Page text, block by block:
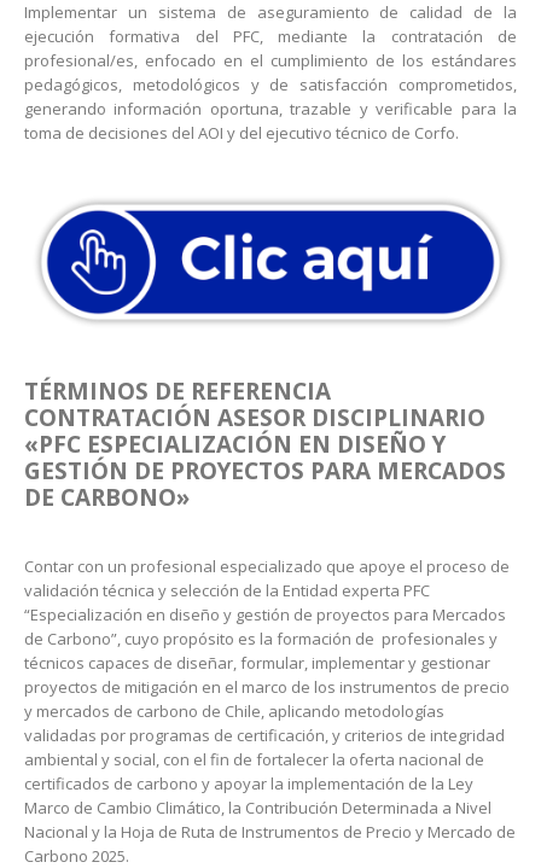
Implementar un sistema de aseguramiento de calidad de la
ejecución formativa del PFC, mediante la contratación de
profesional/es, enfocado en el cumplimiento de los estándares
pedagógicos, metodológicos y de satisfacción comprometidos,
generando información oportuna, trazable y verificable para la
toma de decisiones del AOI y del ejecutivo técnico de Corfo.
TÉRMINOS DE REFERENCIA
CONTRATACIÓN ASESOR DISCIPLINARIO
«PFC ESPECIALIZACIÓN EN DISEÑO Y
GESTIÓN DE PROYECTOS PARA MERCADOS
DE CARBONO»
Contar con un profesional especializado que apoye el proceso de
validación técnica y selección de la Entidad experta PFC
“Especialización en diseño y gestión de proyectos para Mercados
de Carbono”, cuyo propósito es la formación de profesionales y
técnicos capaces de diseñar, formular, implementar y gestionar
proyectos de mitigación en el marco de los instrumentos de precio
y mercados de carbono de Chile, aplicando metodologías
validadas por programas de certificación, y criterios de integridad
ambiental y social, con el fin de fortalecer la oferta nacional de
certificados de carbono y apoyar la implementación de la Ley
Marco de Cambio Climático, la Contribución Determinada a Nivel
Nacional y la Hoja de Ruta de Instrumentos de Precio y Mercado de
Carbono 2025.